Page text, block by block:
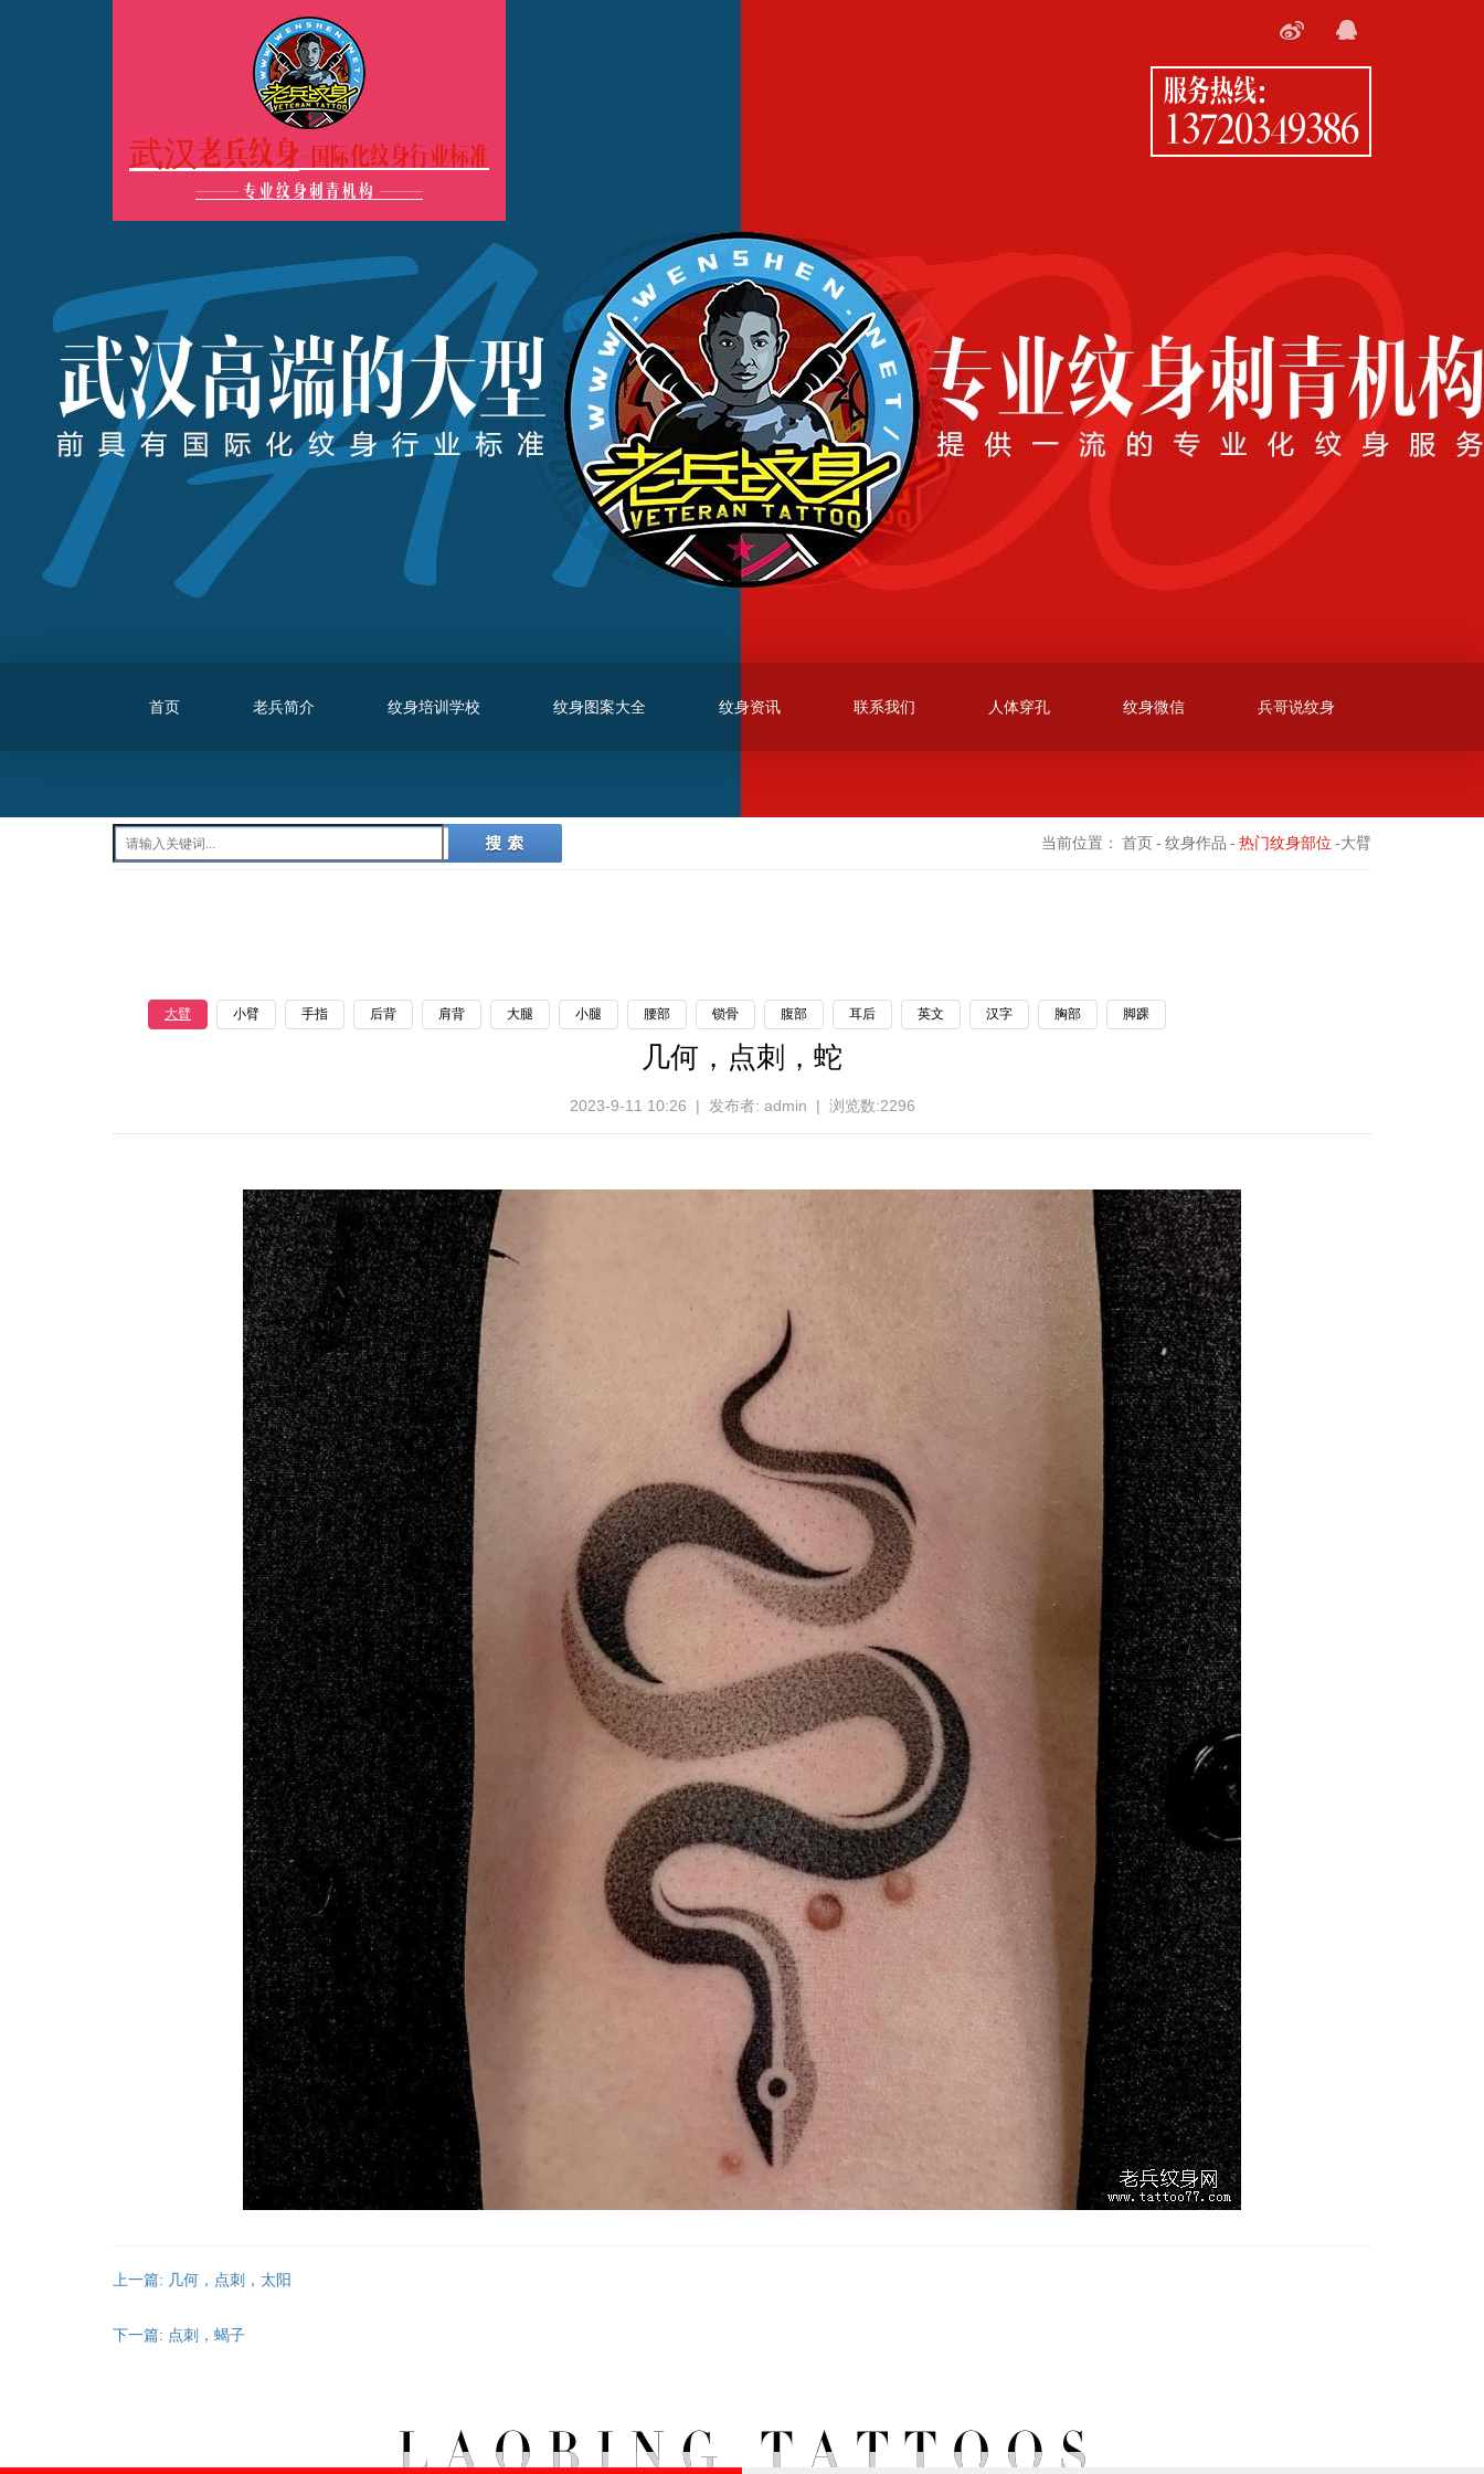
武汉老兵纹身-国际化纹身行业标准
——— 专业纹身刺青机构 ———
服务热线：
13720349386
首页 老兵简介 纹身培训学校 纹身图案大全 纹身资讯 联系我们 人体穿孔 纹身微信 兵哥说纹身
当前位置： 首页- 纹身作品 - 热门纹身部位 -大臂
大臂 小臂 手指 后背 肩背 大腿 小腿 腰部 锁骨 腹部 耳后 英文 汉字 胸部 脚踝
几何，点刺，蛇
2023-9-11 10:26 | 发布者: admin | 浏览数:2296
上一篇: 几何，点刺，太阳
下一篇: 点刺，蝎子